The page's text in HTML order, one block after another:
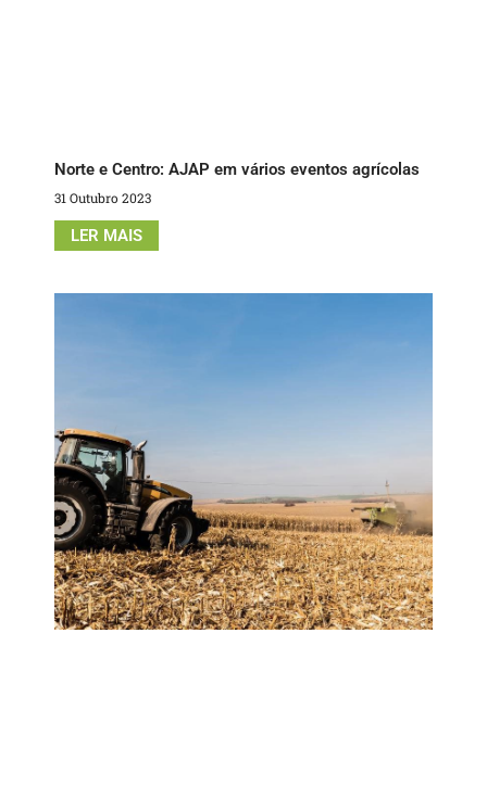
Norte e Centro: AJAP em vários eventos agrícolas
31 Outubro 2023
LER MAIS